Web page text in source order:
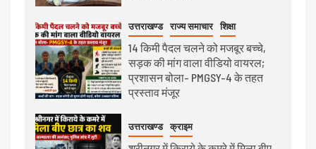
उत्तराखण्ड राज्य समाचार शिक्षा
14 किमी पैदल चलने को मजबूर बच्चे,
सड़क की मांग वाला वीडियो वायरल;
प्रशासन बोला- PMGSY-4 के तहत
प्रस्ताव मंजूर
उत्तराखण्ड क्राइम